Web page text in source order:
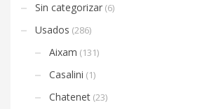
Sin categorizar (6)
Usados (286)
Aixam (131)
Casalini (1)
Chatenet (23)